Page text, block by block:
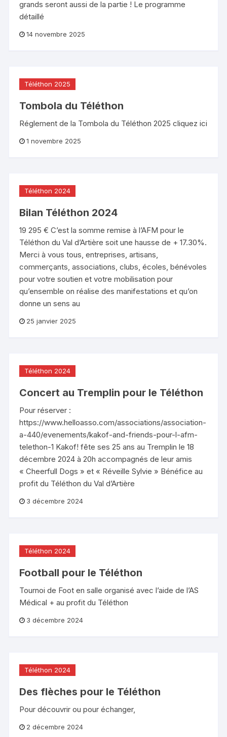
grands seront aussi de la partie ! Le programme
détaillé
14 novembre 2025
Téléthon 2025
Tombola du Téléthon
Réglement de la Tombola du Téléthon 2025 cliquez ici
1 novembre 2025
Téléthon 2024
Bilan Téléthon 2024
19 295 € C’est la somme remise à l’AFM pour le
Téléthon du Val d’Artière soit une hausse de + 17.30%.
Merci à vous tous, entreprises, artisans,
commerçants, associations, clubs, écoles, bénévoles
pour votre soutien et votre mobilisation pour
qu’ensemble on réalise des manifestations et qu’on
donne un sens au
25 janvier 2025
Téléthon 2024
Concert au Tremplin pour le Téléthon
Pour réserver :
https://www.helloasso.com/associations/association-
a-440/evenements/kakof-and-friends-pour-l-afm-
telethon-1 Kakof! fête ses 25 ans au Tremplin le 18
décembre 2024 à 20h accompagnés de leur amis
« Cheerfull Dogs » et « Réveille Sylvie » Bénéfice au
profit du Téléthon du Val d’Artière
3 décembre 2024
Téléthon 2024
Football pour le Téléthon
Tournoi de Foot en salle organisé avec l’aide de l’AS
Médical + au profit du Téléthon
3 décembre 2024
Téléthon 2024
Des flèches pour le Téléthon
Pour découvrir ou pour échanger,
2 décembre 2024